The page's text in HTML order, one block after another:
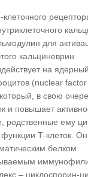
для
кальциневрин
на
(nuclear
в свою
и повышает
родственные ему
Т-клеток. Он
белком
– циклоспорин-